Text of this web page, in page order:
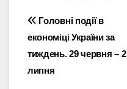
Навігація
записів
Головні події в
економіці України за
тиждень. 29 червня – 2
липня